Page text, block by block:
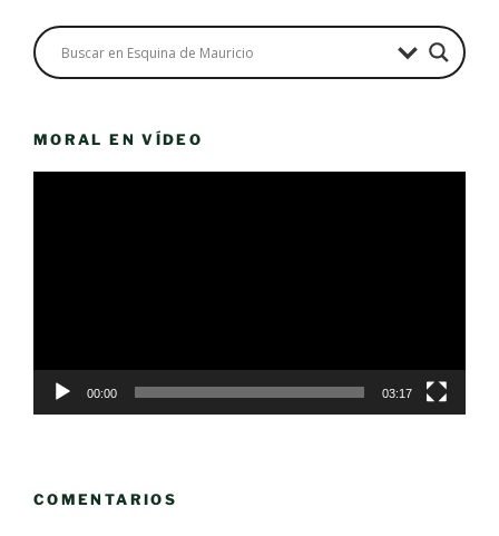
MORAL EN VÍDEO
00:00 03:17
COMENTARIOS